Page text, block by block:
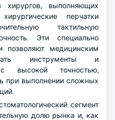
выполняющих
перчатки
тактильную
Эти специально
позволяют медицинским
инструменты и
высокой точностью,
при выполнении сложных
сегмент
долю рынка и, как